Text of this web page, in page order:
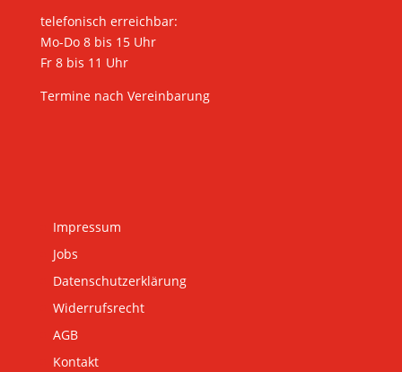
telefonisch erreichbar:
Mo-Do 8 bis 15 Uhr
Fr 8 bis 11 Uhr
Termine nach Vereinbarung
Impressum
Jobs
Datenschutzerklärung
Widerrufsrecht
AGB
Kontakt